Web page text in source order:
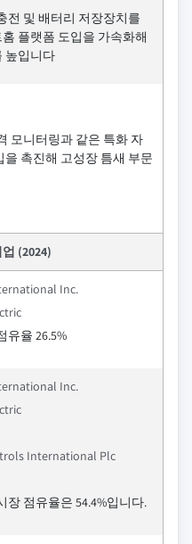
전 및 배터리 저장장치를
플랫폼 도입을 가속화해
높입니다
모니터링과 같은 특화 자
을 촉진해 고성장 틈새 부문
(2024)
Inc.
유율 26.5%
Inc.
International Plc
장 점유율은 54.4%입니다.